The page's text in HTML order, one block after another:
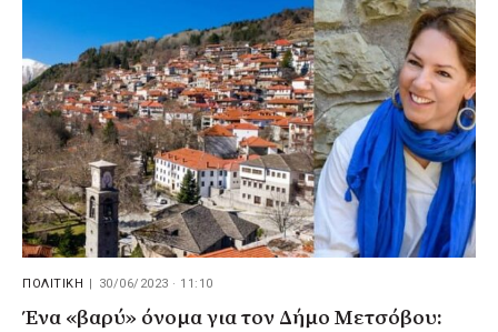
ΠΟΛΙΤΙΚΗ | 30/06/2023 · 11:10
Ένα «βαρύ» όνομα για τον Δήμο Μετσόβου: